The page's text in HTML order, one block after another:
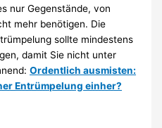
nur Gegenstände, von
mehr benötigen. Die
sollte mindestens
damit Sie nicht unter
Ordentlich ausmisten:
Entrümpelung einher?